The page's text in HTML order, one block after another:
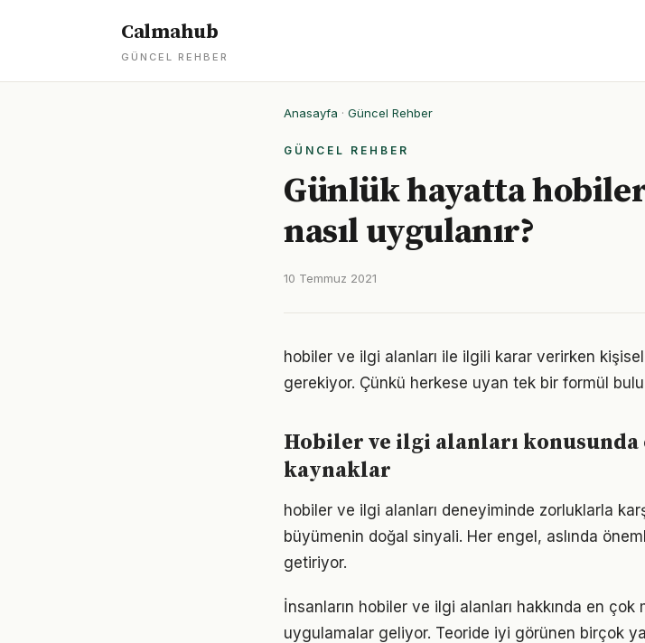
Calmahub
GÜNCEL REHBER
Anasayfa · Güncel Rehber
GÜNCEL REHBER
Günlük hayatta
nasıl uygulanır?
10 Temmuz 2021
hobiler ve ilgi alanları ile ilgili karar verirken
gerekiyor. Çünkü herkese uyan tek bir formül
Hobiler ve ilgi alanları
kaynaklar
hobiler ve ilgi alanları deneyiminde zorluklarla
büyümenin doğal sinyali. Her engel, aslında
getiriyor.
İnsanların hobiler ve ilgi alanları hakkında en
uygulamalar geliyor. Teoride iyi görünen birçok